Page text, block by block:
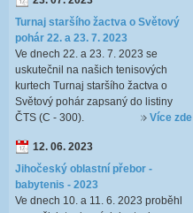
Turnaj staršího žactva o Světový
pohár 22. a 23. 7. 2023
Ve dnech 22. a 23. 7. 2023 se
uskutečnil na našich tenisových
kurtech Turnaj staršího žactva o
Světový pohár zapsaný do listiny
ČTS (C - 300).
Více zde
12. 06. 2023
Jihočeský oblastní přebor -
babytenis - 2023
Ve dnech 10. a 11. 6. 2023 proběhl